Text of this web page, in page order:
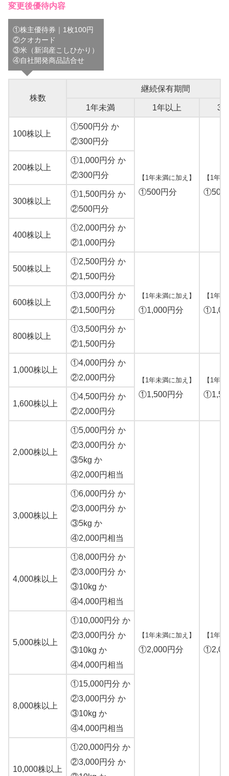
変更後優待内容
①株主優待券｜1枚100円
②クオカード
③米（新潟産こしひかり）
④自社開発商品詰合せ
株数
継続保有期間
1年未満 1年以上 3
100株以上
①500円分 か
②300円分
【1年未満に加え】
①500円分
【1年
①500
200株以上
①1,000円分 か
②300円分
300株以上
①1,500円分 か
②500円分
400株以上
①2,000円分 か
②1,000円分
500株以上
①2,500円分 か
②1,500円分
【1年未満に加え】
①1,000円分
【1年
600株以上
①3,000円分 か
②1,500円分
800株以上
①3,500円分 か
②1,500円分
1,000株以上
①4,000円分 か
②2,000円分
【1年未満に加え】
①1,500円分
【1年
1,600株以上
①4,500円分 か
②2,000円分
2,000株以上
①5,000円分 か
②3,000円分 か
③5kg か
④2,000円相当
【1年未満に加え】
①2,000円分
【1年
3,000株以上
①6,000円分 か
②3,000円分 か
③5kg か
④2,000円相当
4,000株以上
①8,000円分 か
②3,000円分 か
③10kg か
④4,000円相当
5,000株以上
①10,000円分 か
②3,000円分 か
③10kg か
④4,000円相当
8,000株以上
①15,000円分 か
②3,000円分 か
③10kg か
④4,000円相当
10,000株以上
①20,000円分 か
②3,000円分 か